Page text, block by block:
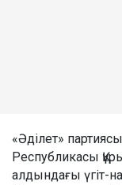
«Әділет»
Республикасы
алдындағы үгіт-